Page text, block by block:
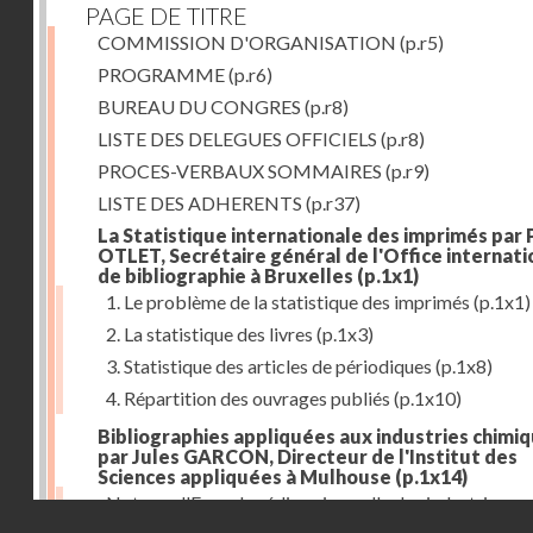
PAGE DE TITRE
COMMISSION D'ORGANISATION (p.r5)
PROGRAMME(p.r6)
BUREAU DU CONGRES (p.r8)
LISTE DES DELEGUES OFFICIELS (p.r8)
PROCES-VERBAUX SOMMAIRES (p.r9)
LISTE DES ADHERENTS (p.r37)
La Statistique internationale des imprimés par
OTLET, Secrétaire général de l'Office
de bibliographie à Bruxelles (p.1x1)
1. Le problème de la statistique des imprimés (p.1x1)
2. La statistique des livres (p.1x3)
3. Statistique des articles de périodiques (p.1x8)
4. Répartition des ouvrages publiés (p.1x10)
Bibliographies appliquées aux industries
par Jules GARCON, Directeur de l'Institut des
Sciences appliquées à Mulhouse (p.1x14)
Note sur l'Encyclopédie universelle des industries